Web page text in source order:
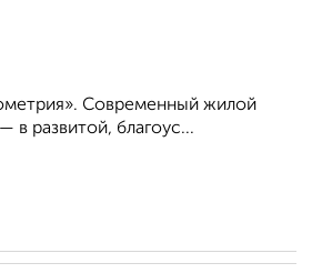
Современный жилой
развитой, благоус...